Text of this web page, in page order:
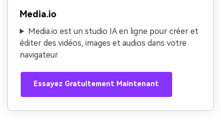
Media.io
Media.io est un studio IA en ligne pour créer et
éditer des vidéos, images et audios dans votre
navigateur.
Essayez Gratuitement Maintenant